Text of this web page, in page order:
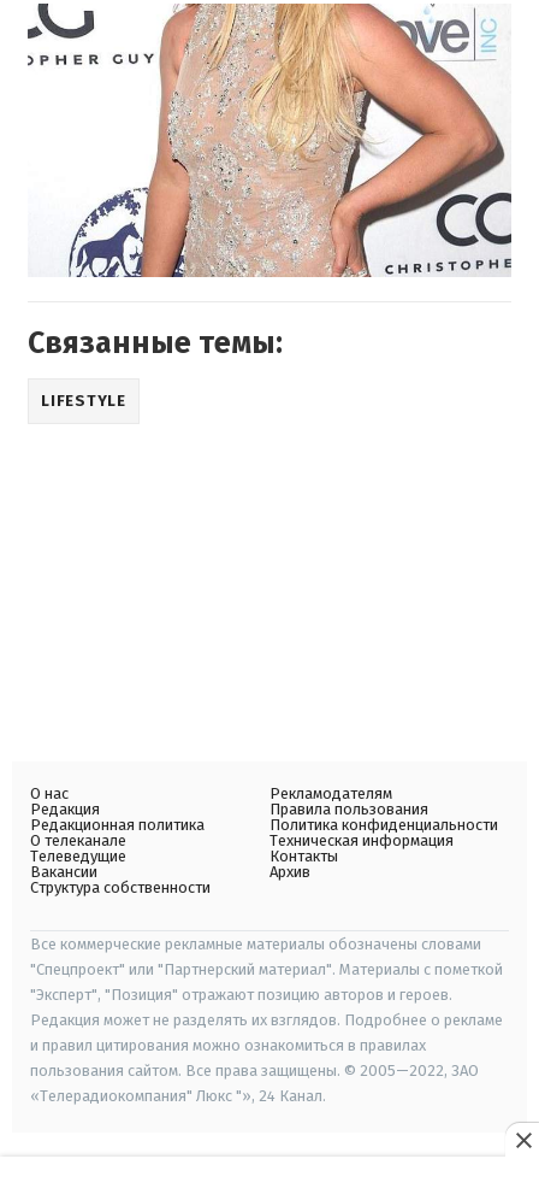
Связанные темы:
LIFESTYLE
О нас
Редакция
Редакционная политика
О телеканале
Телеведущие
Вакансии
Структура собственности
Рекламодателям
Правила пользования
Политика конфиденциальности
Техническая информация
Контакты
Архив
Все коммерческие рекламные материалы обозначены словами
"Спецпроект" или "Партнерский материал". Материалы с пометкой
"Эксперт", "Позиция" отражают позицию авторов и героев.
Редакция может не разделять их взглядов. Подробнее о рекламе
и правил цитирования можно ознакомиться в правилах
пользования сайтом. Все права защищены. © 2005—2022, ЗАО
«Телерадиокомпания" Люкс "», 24 Канал.